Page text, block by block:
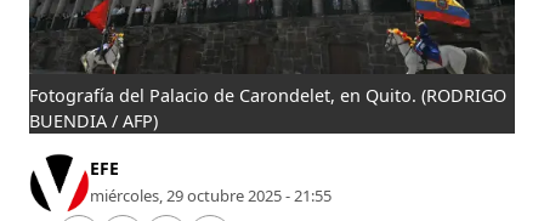
Fotografía del Palacio de Carondelet, en Quito. (RODRIGO
BUENDIA / AFP)
EFE
miércoles, 29 octubre 2025 - 21:55